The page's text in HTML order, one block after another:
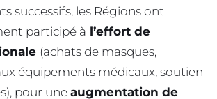
successifs, les Régions ont
participé à l’effort de
(achats de masques,
équipements médicaux, soutien
pour une augmentation de